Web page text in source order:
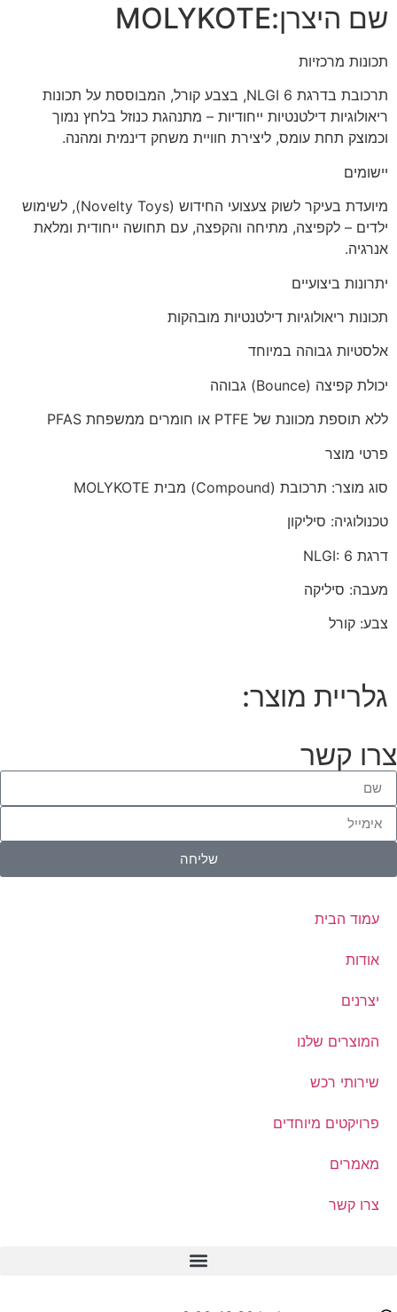
שם היצרן:MOLYKOTE
תכונות מרכזיות
תרכובת בדרגת NLGI 6, בצבע קורל, המבוססת על תכונות
ריאולוגיות דילטנטיות ייחודיות – מתנהגת כנוזל בלחץ נמוך
וכמוצק תחת עומס, ליצירת חוויית משחק דינמית ומהנה.
יישומים
מיועדת בעיקר לשוק צעצועי החידוש (Novelty Toys), לשימוש
ילדים – לקפיצה, מתיחה והקפצה, עם תחושה ייחודית ומלאת
אנרגיה.
יתרונות ביצועיים
תכונות ריאולוגיות דילטנטיות מובהקות
אלסטיות גבוהה במיוחד
יכולת קפיצה (Bounce) גבוהה
ללא תוספת מכוונת של PTFE או חומרים ממשפחת PFAS
פרטי מוצר
סוג מוצר: תרכובת (Compound) מבית MOLYKOTE
טכנולוגיה: סיליקון
דרגת NLGI: ‎6
מעבה: סיליקה
צבע: קורל
גלריית מוצר:
צרו קשר
שליחה
עמוד הבית
אודות
יצרנים
המוצרים שלנו
שירותי רכש
פרויקטים מיוחדים
מאמרים
צרו קשר